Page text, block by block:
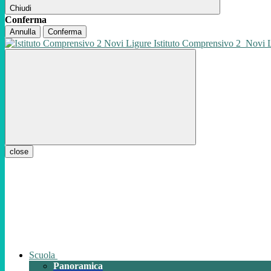
Chiudi
Conferma
Annulla Conferma
Istituto Comprensivo 2 Novi
close
Scuola
Panoramica